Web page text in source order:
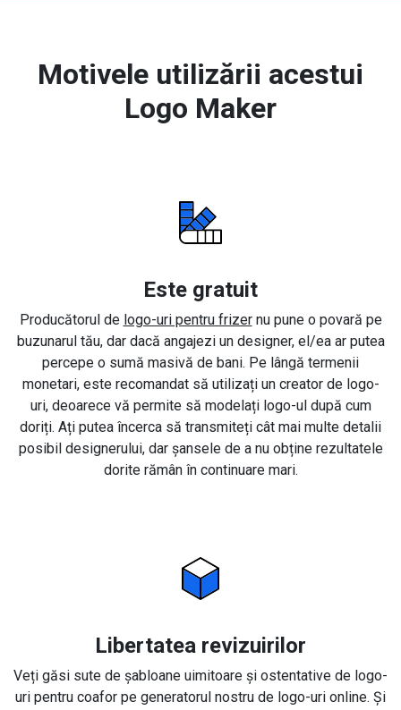
Motivele utilizării acestui
Logo Maker
Este gratuit
Producătorul de logo-uri pentru frizernu pune o povară pe
buzunarul tău, dar dacă angajezi un designer, el/ea ar putea
percepe o sumă masivă de bani. Pe lângă termenii
monetari, este recomandat să utilizați un creator de logo-
uri, deoarece vă permite să modelați logo-ul după cum
doriți. Ați putea încerca să transmiteți cât mai multe detalii
posibil designerului, dar șansele de a nu obține rezultatele
dorite rămân în continuare mari.
Libertatea revizuirilor
Veți găsi sute de șabloane uimitoare și ostentative de logo-
uri pentru coafor pe generatorul nostru de logo-uri online. Și